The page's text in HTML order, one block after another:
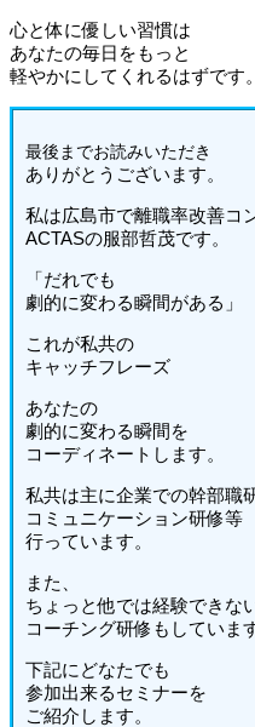
心と体に優しい習慣は
あなたの毎日をもっと
軽やかにしてくれるはずです。
最後までお読みいただき
ありがとうございます。
私は広島市で離職率改善コ
ACTASの服部哲茂です。
「だれでも
劇的に変わる瞬間がある」
これが私共の
キャッチフレーズ
あなたの
劇的に変わる瞬間を
コーディネートします。
私共は主に企業での幹部職
コミュニケーション研修等
行っています。
また、
ちょっと他では経験できな
コーチング研修もしていま
下記にどなたでも
参加出来るセミナーを
ご紹介します。